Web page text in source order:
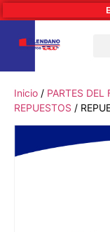
Inicio / PARTES DEL
REPUESTOS /